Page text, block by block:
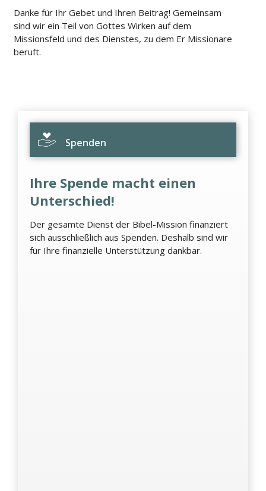
Danke für Ihr Gebet und Ihren Beitrag! Gemeinsam
sind wir ein Teil von Gottes Wirken auf dem
Missionsfeld und des Dienstes, zu dem Er Missionare
beruft.
Spenden
Ihre Spende macht einen
Unterschied!
Der gesamte Dienst der Bibel-Mission finanziert
sich ausschließlich aus Spenden. Deshalb sind wir
für Ihre finanzielle Unterstützung dankbar.